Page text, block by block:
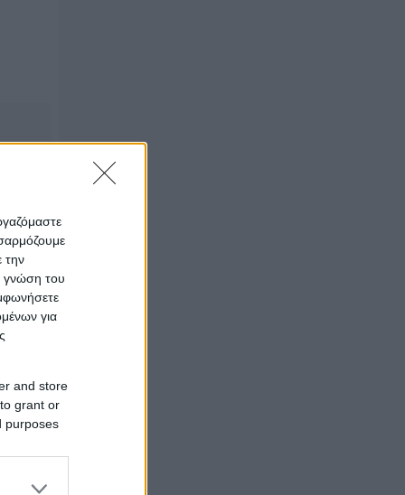
την
γνώση του
για
and store
grant or
purposes